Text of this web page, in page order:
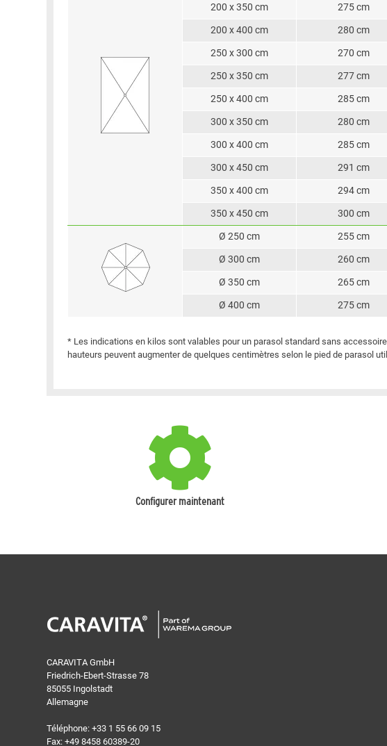
200 x 350 cm
275 cm
200 x 400 cm
280 cm
250 x 300 cm
270 cm
250 x 350 cm
277 cm
250 x 400 cm
285 cm
300 x 350 cm
280 cm
300 x 400 cm
285 cm
300 x 450 cm
291 cm
350 x 400 cm
294 cm
350 x 450 cm
300 cm
Ø 250 cm
255 cm
Ø 300 cm
260 cm
Ø 350 cm
265 cm
Ø 400 cm
275 cm
* Les indications en kilos sont valables pour un parasol standard sans
hauteurs peuvent augmenter de quelques centimètres selon le pied de parasol
Configurer maintenant
CARAVITA GmbH
Friedrich-Ebert-Strasse 78
85055 Ingolstadt
Allemagne
Téléphone:+33 1 55 66 09 15
Fax: +49 8458 60389-20